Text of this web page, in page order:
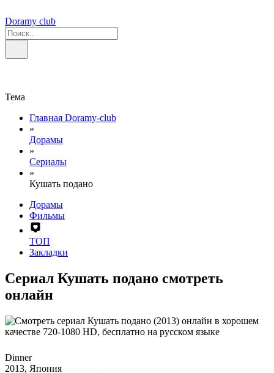
Doramy club
Тема
Главная Doramy-club
»
Дорамы
»
Сериалы
»
Кушать подано
Дорамы
Фильмы
ТОП
Закладки
Сериал Кушать подано смотреть
онлайн
Dinner
2013, Япония